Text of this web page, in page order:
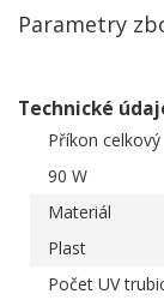
Parametry
Technické
Příkon celkový
90 W
Materiál
Plast
Počet UV